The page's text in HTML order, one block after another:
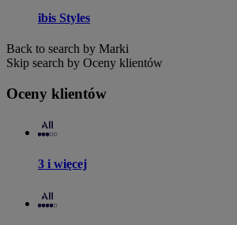
ibis Styles
Back to search by Marki
Skip search by Oceny klientów
Oceny klientów
3 i więcej